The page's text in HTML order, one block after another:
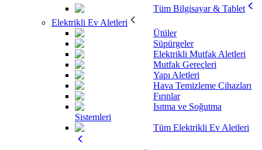
Tüm Bilgisayar & Tablet
Elektrikli Ev Aletleri
Ütüler
Süpürgeler
Elektrikli Mutfak Aletleri
Mutfak Gereçleri
Yapı Aletleri
Hava Temizleme Cihazları
Fırınlar
Isıtma ve Soğutma
Sistemleri
Tüm Elektrikli Ev Aletleri